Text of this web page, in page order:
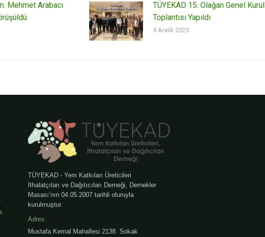
Mehmet Arabacı
TÜYEKAD 15. Olağan Genel Kurul
Toplantısı Yapıldı
4 Aralık 2025
TÜYEKAD - Yem Katkıları Üreticileri
İthalatçıları ve Dağıtıcıları Derneği, Dernekler
Masası’nın 04.05.2007 tarihli oluruyla
kurulmuştur.
Adres:
Mustafa Kemal Mahallesi 2138. Sokak